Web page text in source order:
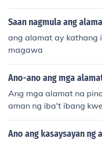
ano,&quot; na
mula sa mga
ng &quot;Teoryang
na ang mga tao ay
sya. Sa kabilang
ot;Alamat ng
rawan ng mga kwento
bigay-diin sa mga lokal
ng iba’t ibang
nlan ng mga Pilipino.
Saan nagmula ang
ang alamat ay kathang
magawa
Ano-ano ang mga
Ang mga alamat na
aman ng iba't ibang
g sa paglikha ng mga
ang alamat ay ang
Ano ang kasaysayan ng